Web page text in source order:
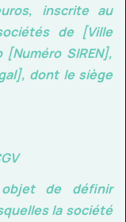
inscrite au
de [Ville
[Numéro SIREN],
, dont le siège
de définir
la société